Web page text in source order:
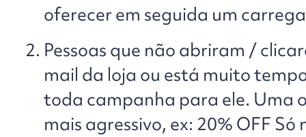
oferecer em seguida um
Pessoas que não abriram /
mail da loja ou está muito
toda campanha para ele. Uma
mais agressivo, ex: 20% OFF Só